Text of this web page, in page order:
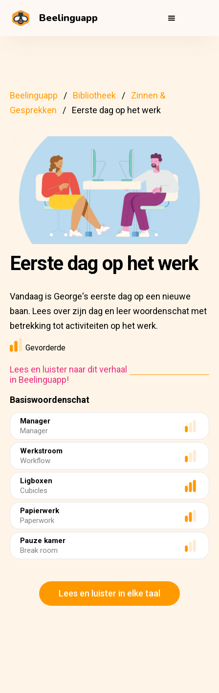
Beelinguapp
Beelinguapp Bibliotheek
Zinnen &
Gesprekken
Eerste dag op het werk
Basiswoordenschat
Manager
Manager
Werkstroom
Workflow
Ligboxen
Cubicles
Papierwerk
Paperwork
Pauze kamer
Break room
Eerste dag op het werk
Vandaag is George's eerste dag op een nieuwe
baan. Lees over zijn dag en leer woordenschat met
betrekking tot activiteiten op het werk.
Gevorderde
Lees en luister naar dit verhaal
in Beelinguapp!
Lees en luister in elke taal